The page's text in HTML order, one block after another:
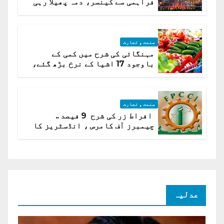
فراہمی سے کینسر، دمہ پھیلا رہی
صنعت و تجارت
مہنگائی کی شرح میں کمی کے
باوجود 17 اشیا کے نرخ بڑھ گئے،
صنعت و تجارت
افراط زر کی شرح 9 فیصد ..
چیمبرز آف کامرس ، انڈسٹریز کا
عدلیہ